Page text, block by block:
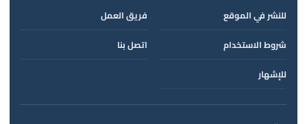
للنشر في الموقع
فريق العمل
شروط الاستخدام
اتصل بنا
للإشهار